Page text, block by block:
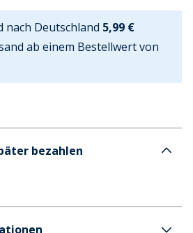
nach Deutschland 5,99 €
ab einem Bestellwert von
bezahlen